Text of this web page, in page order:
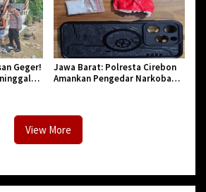
Geger!
Jawa Barat: Polresta Cirebon
Amankan Pengedar Narkoba
View More